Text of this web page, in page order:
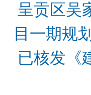
呈贡区吴
目一期规
已核发《